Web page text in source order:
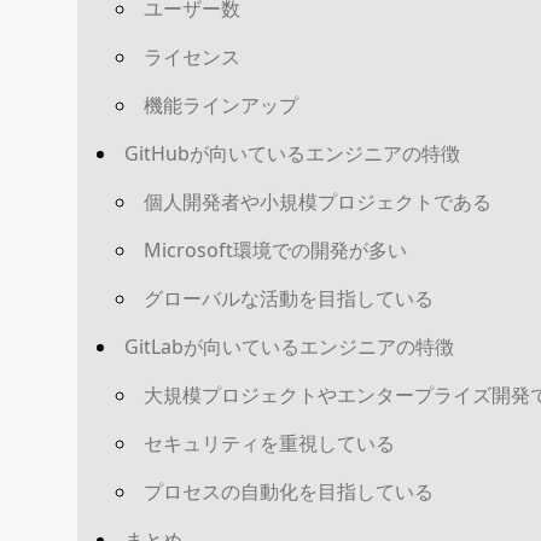
ユーザー数
ライセンス
機能ラインアップ
GitHubが向いているエンジニアの特徴
個人開発者や小規模プロジェクトである
Microsoft環境での開発が多い
グローバルな活動を目指している
GitLabが向いているエンジニアの特徴
大規模プロジェクトやエンタープライズ開発
セキュリティを重視している
プロセスの自動化を目指している